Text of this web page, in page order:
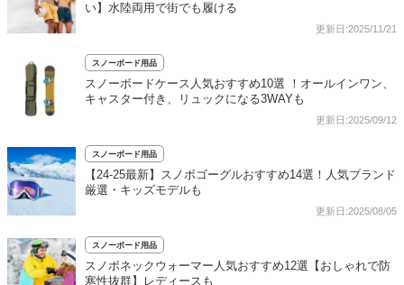
い】水陸両用で街でも履ける
更新日:2025/11/21
スノーボード用品
スノーボードケース人気おすすめ10選 ！オールインワン、
キャスター付き、リュックになる3WAYも
更新日:2025/09/12
スノーボード用品
【24-25最新】スノボゴーグルおすすめ14選！人気ブランド
厳選・キッズモデルも
更新日:2025/08/05
スノーボード用品
スノボネックウォーマー人気おすすめ12選【おしゃれで防
寒性抜群】レディースも